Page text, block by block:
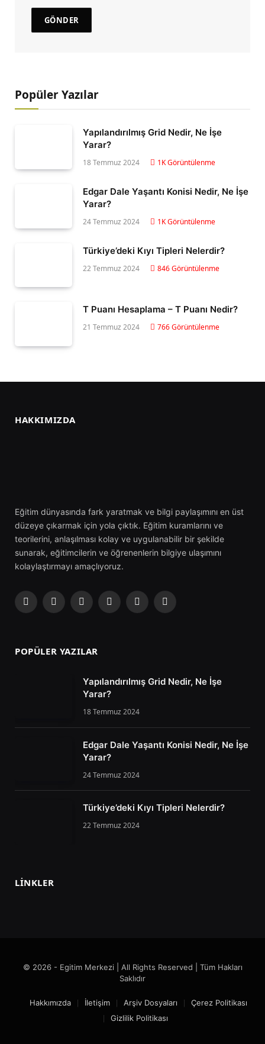
Popüler Yazılar
Yapılandırılmış Grid Nedir, Ne İşe
Yarar?
18 Temmuz 2024 1KGörüntülenme
Edgar Dale Yaşantı Konisi Nedir, Ne İşe
Yarar?
24 Temmuz 2024 1KGörüntülenme
Türkiye’deki Kıyı Tipleri Nelerdir?
22 Temmuz 2024 846Görüntülenme
T Puanı Hesaplama – T Puanı Nedir?
21 Temmuz 2024 766Görüntülenme
HAKKIMIZDA
Eğitim dünyasında fark yaratmak ve bilgi paylaşımını en üst
düzeye çıkarmak için yola çıktık. Eğitim kuramlarını ve
teorilerini, anlaşılması kolay ve uygulanabilir bir şekilde
sunarak, eğitimcilerin ve öğrenenlerin bilgiye ulaşımını
kolaylaştırmayı amaçlıyoruz.
Facebook
X
InstagramPinterestTumblrFlickr
POPÜLER YAZILAR
Yapılandırılmış Grid Nedir, Ne İşe
Yarar?
18 Temmuz 2024
Edgar Dale Yaşantı Konisi Nedir, Ne İşe
Yarar?
24 Temmuz 2024
Türkiye’deki Kıyı Tipleri Nelerdir?
22 Temmuz 2024
LINKLER
© 2026 - Egitim Merkezi | All Rights Reserved | Tüm Hakları
Saklıdır
Hakkımızda İletişim Arşiv Dosyaları
Çerez Politikası
Gizlilik Politikası